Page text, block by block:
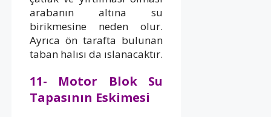
arabanın altına su
birikmesine neden olur.
Ayrıca ön tarafta bulunan
taban halısı da ıslanacaktır.
11- Motor Blok Su
Tapasının Eskimesi